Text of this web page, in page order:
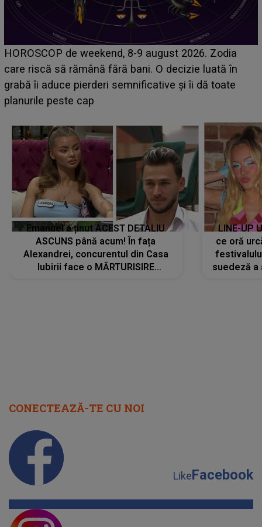
8-9 august 2026. Zodia
bani. O decizie luată în
și îi dă toate
VIDEO"Nu mă crezi că
NECREZUT LA CE AU
recent LIVE! Ce s-a
Emanuel a ținut ACEST DETALIU
ASCUNS până acum! În fața
Alexandrei, concurentul din Casa
Iubirii face o MĂRTURISIRE
LINE-UP
ce oră
suedeză a
CONECTEAZĂ-TE CU NOI
LikeFacebook